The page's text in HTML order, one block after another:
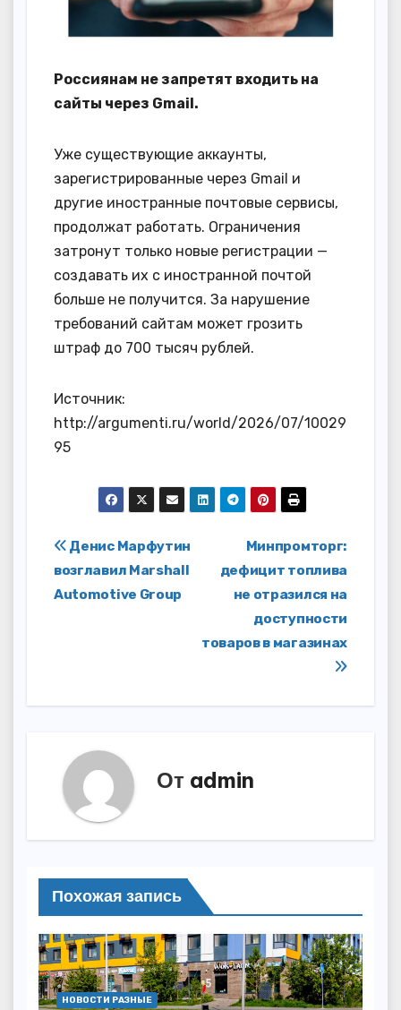
Россиянам не запретят входить на
сайты через Gmail.
Уже существующие аккаунты,
зарегистрированные через Gmail и
другие иностранные почтовые сервисы,
продолжат работать. Ограничения
затронут только новые регистрации —
создавать их с иностранной почтой
больше не получится. За нарушение
требований сайтам может грозить
штраф до 700 тысяч рублей.
Источник:
http://argumenti.ru/world/2026/07/10029
95
Навигация
по
Минпромторг:
дефицит топлива
не отразился на
доступности
товаров в магазинах
Денис Марфутин
возглавил Marshall
Automotive Group
От admin
Похожая запись
НОВОСТИ РАЗНЫЕ